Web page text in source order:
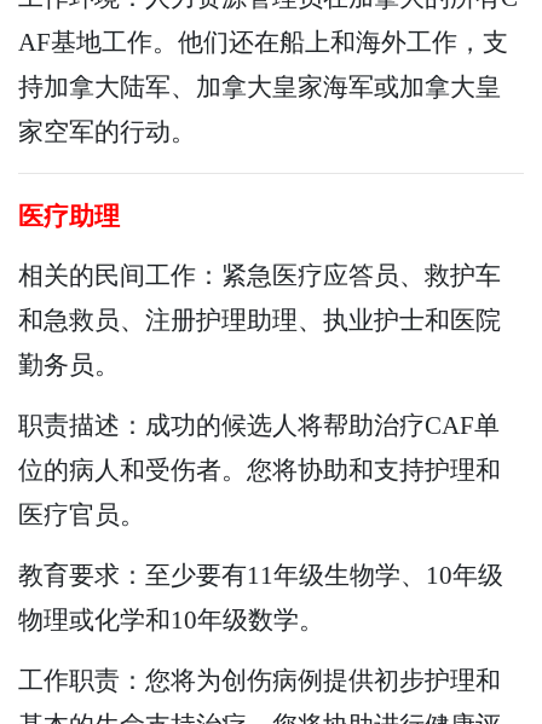
AF基地工作。他们还在船上和海外工作，支
持加拿大陆军、加拿大皇家海军或加拿大皇
家空军的行动。
医疗助理
相关的民间工作：紧急医疗应答员、救护车
和急救员、注册护理助理、执业护士和医院
勤务员。
职责描述：成功的候选人将帮助治疗CAF单
位的病人和受伤者。您将协助和支持护理和
医疗官员。
教育要求：至少要有11年级生物学、10年级
物理或化学和10年级数学。
工作职责：您将为创伤病例提供初步护理和